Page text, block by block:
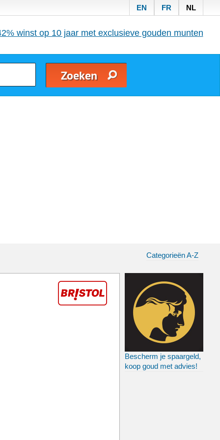
EN FR NL
winst op 10 jaar met exclusieve gouden munten
Categorieën A-Z
Bescherm je spaargeld,
koop goud met advies!